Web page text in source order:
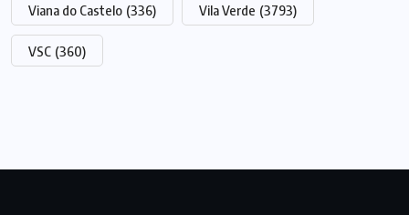
Viana do Castelo (336) Vila Verde (3793)
VSC (360)